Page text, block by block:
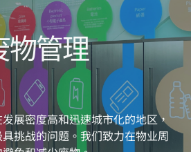
物管理
展密度高和迅速城市化的地区，
挑战的问题。我们致力在物业周